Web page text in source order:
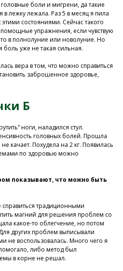
боли и мигрени, да такие
в лежку лежала. Раз 5 в месяц я пила
этими состояниями. Сейчас такого
упражнения, если чувствую
в полнолуние или новолуние. Но
уже не такая сильная.
вера в том, что можно справиться
заброшенное здоровье,
Б
ноги, наладился стул.
головных болей. Прошла
качает. Похудела на 2 кг. Появилась
по здоровью можно
показывают, что можно быть
традиционными
магний для решения проблем со
какое-то облегчение, но потом
других проблем выписывали
не воспользовалась. Много чего я
либо метод был
в корне не решал.
к
чтобы
в
здоровья